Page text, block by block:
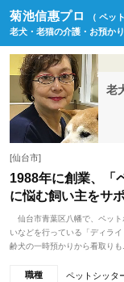
菊池信惠プロ
（ ペッ
老犬・老猫の介護・お預か
老
[仙台市]
1988年に創業、「
に悩む飼い主をサ
仙台市青葉区八幡で、ペット
いなどを行っている「ディラ
齢犬の一時預かりから看取りも
職種 ペットシッタ